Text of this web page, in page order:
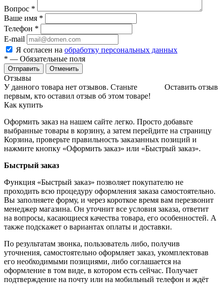
Вопрос *
Ваше имя *
Телефон *
E-mail
Я согласен на обработку персональных данных
* — Обязательные поля
Отменить
Отзывы
Оставить отзыв
У данного товара нет отзывов. Станьте
первым, кто оставил отзыв об этом товаре!
Как купить
Оформить заказ на нашем сайте легко. Просто добавьте
выбранные товары в корзину, а затем перейдите на страницу
Корзина, проверьте правильность заказанных позиций и
нажмите кнопку «Оформить заказ» или «Быстрый заказ».
Быстрый заказ
Функция «Быстрый заказ» позволяет покупателю не
проходить всю процедуру оформления заказа самостоятельно.
Вы заполняете форму, и через короткое время вам перезвонит
менеджер магазина. Он уточнит все условия заказа, ответит
на вопросы, касающиеся качества товара, его особенностей. А
также подскажет о вариантах оплаты и доставки.
По результатам звонка, пользователь либо, получив
уточнения, самостоятельно оформляет заказ, укомплектовав
его необходимыми позициями, либо соглашается на
оформление в том виде, в котором есть сейчас. Получает
подтверждение на почту или на мобильный телефон и ждёт